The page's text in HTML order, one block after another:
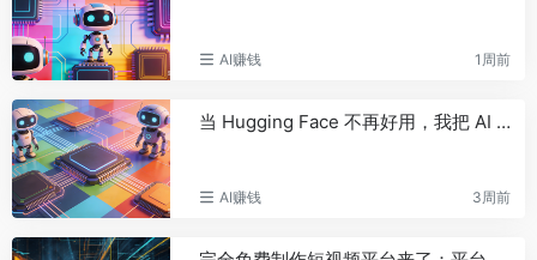
一代AI模型
49
Gate DexBuilder 推出首个事件合
约 Builder，启动 300 万美元资助计划
加速市场生态建设
50
王兴兴：宇树科技将积极探索人形
机器人、机甲等更多产品形态
51
火山引擎上线Seedance 2.5 API服
务
52 月之暗面的Kimi K3在安全测试中突
AI赚钱 1周前
当 Hugging Face 不再好用，我把 AI 制作 PPT 的工具搬到了国内平台
AI赚钱 3周前